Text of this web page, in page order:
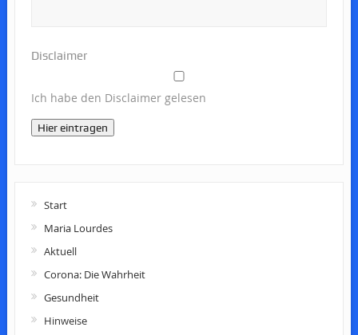
Disclaimer
Ich habe den Disclaimer gelesen
Hier eintragen
Start
Maria Lourdes
Aktuell
Corona: Die Wahrheit
Gesundheit
Hinweise